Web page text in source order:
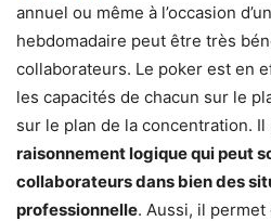
annuel ou même à l’occasion
hebdomadaire peut être très
collaborateurs. Le poker est en
les capacités de chacun sur le
sur le plan de la concentration. Il
raisonnement logique qui peut
collaborateurs dans bien des
professionnelle. Aussi, il